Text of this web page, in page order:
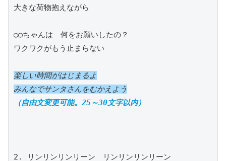
大きな荷物抱えながら
○○ちゃんは　何をお願いしたの？
ワクワクがもう止まらない
楽しい時間がはじまるよ
みんなでサンタさんをむかえよう
（自由文変更可能。25～30文字以内）
2. リンリンリンリーン　リンリンリンリーン